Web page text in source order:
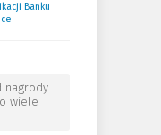
Banku
nagrody.
wiele